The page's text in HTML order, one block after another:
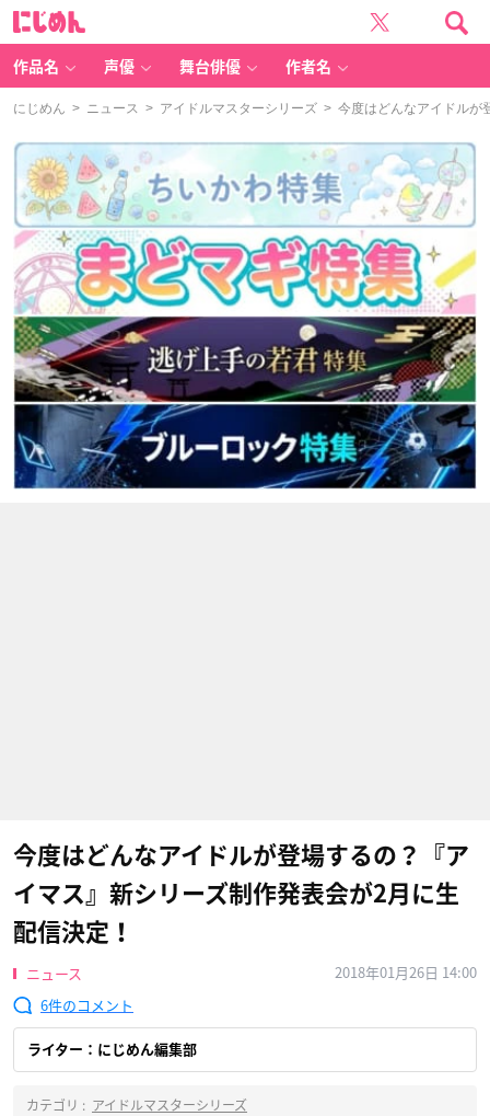
作品名 声優 舞台俳優 作者名
にじめん > ニュース > アイドルマスターシリーズ > 今度はどんなアイドルが
今度はどんなアイドルが登場するの？『ア
イマス』新シリーズ制作発表会が2月に生
配信決定！
ニュース
2018年01月26日 14:00
6
ライター：にじめん編集部
カテゴリ : アイドルマスターシリーズ